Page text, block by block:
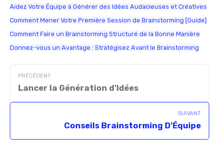
Aidez Votre Équipe à Générer des Idées Audacieuses et Créatives
Comment Mener Votre Première Session de Brainstorming [Guide]
Comment Faire un Brainstorming Structuré de la Bonne Manière
Donnez-vous un Avantage : Stratégisez Avant le Brainstorming
PRÉCÉDENT
Lancer la Génération d'Idées
SUIVANT
Conseils Brainstorming D'Équipe